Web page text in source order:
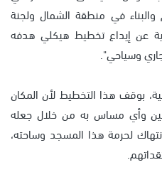
والبناء في منطقة الشمال ولجنة
عن إيداع تخطيط هيكلي هدفه
وسياحي".
بوقف هذا التخطيط لأن المكان
وأي مساس به من خلال جعله
لحرمة هذا المسجد وساحته،